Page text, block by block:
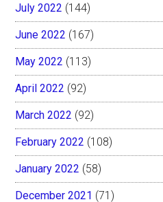
July 2022 (144)
June 2022 (167)
May 2022 (113)
April 2022 (92)
March 2022 (92)
February 2022 (108)
January 2022 (58)
December 2021 (71)